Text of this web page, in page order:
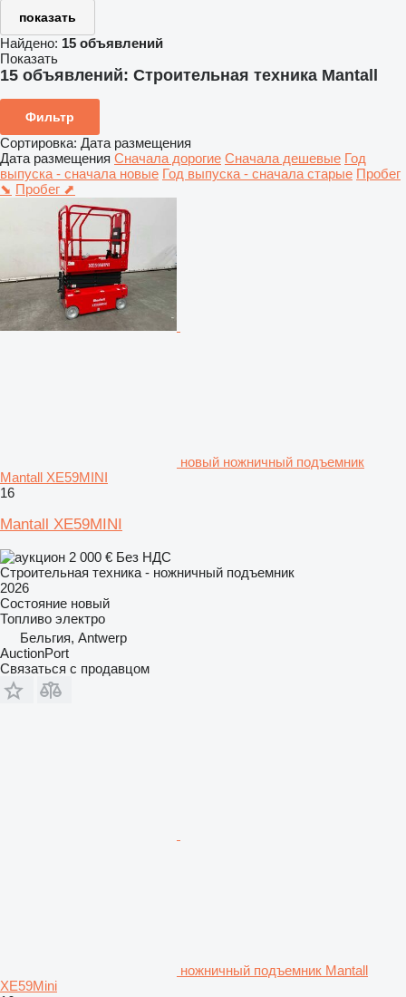
показать
Найдено: 15 объявлений
Показать
15 объявлений: Строительная техника Mantall
Фильтр
Сортировка: Дата размещения
Дата размещения Сначала дорогие Сначала дешевые Год
выпуска - сначала новые Год выпуска - сначала старые Пробег
⬊ Пробег ⬈
новый ножничный подъемник
Mantall XE59MINI
16
Mantall XE59MINI
2 000 € Без НДС
Строительная техника - ножничный подъемник
2026
Состояние новый
Топливо электро
Бельгия, Antwerp
AuctionPort
Связаться с продавцом
ножничный подъемник Mantall
XE59Mini